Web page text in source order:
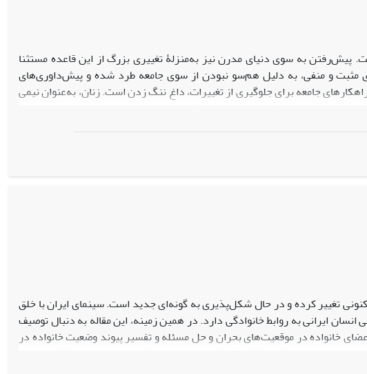
پیش‌رفتن به سوی دنیای مدرن نیز به‌منزلۀ تغییری بزرگ از این قاعده مستثنا
مثبت و منفی، به دلیل هم‌سو نبودن از سوی جامعه طرد شده و پیش‌داوری‌های
جامعه برای جلوگیری از تغییرات، داغ ننگ زدن است. زنان، به‌عنوان نیمی
از مردان، شرایط ویژه‌ای در این موقعیت پیدا می‌کنند. این پژوهش به بررسی
سطح»، «سطح عمق» و «عمق عمق» دارد. نتایج به‌دست‌آمده حاکی از آن است که
«برچسب‌زنی بر زن مدرن از سوی سنت» مراحل داغ ‌ننگ‌زنی به زن مدرن در این
مدرن در یک زن، شرایط را برای داغ ننگ خوردن او فراهم می‌کند.
تغییر کرده و در حال شکل‌پذیری به گونه‌ای جدید است. سینمای ایران با خلق
ایرانی به روابط خانوادگی دارد. در همین زمینه، این مقاله به دنبال توصیف
خانواده در موقعیت‌های بحران و حل مسئله و تفسیر پیوند وضعیت خانواده در
روایت است که با کمک نظریة چتمن سامان یافته و حجم نمونه متشکل از پنج